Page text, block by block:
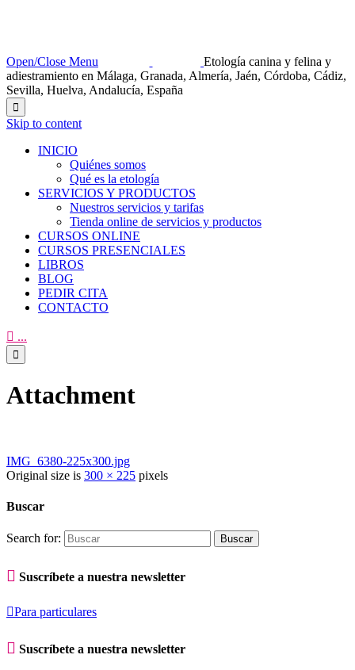
Open/Close Menu
Etología canina y felina y
adiestramiento en Málaga, Granada, Almería, Jaén, Córdoba, Cádiz,
Sevilla, Huelva, Andalucía, España

Skip to content
INICIO
Quiénes somos
Qué es la etología
SERVICIOS Y PRODUCTOS
Nuestros servicios y tarifas
Tienda online de servicios y productos
CURSOS ONLINE
CURSOS PRESENCIALES
LIBROS
BLOG
PEDIR CITA
CONTACTO
 ...

Attachment
IMG_6380-225x300.jpg
Original size is 300 × 225 pixels
Buscar
Search for:
 Suscríbete a nuestra newsletter
Para particulares
 Suscríbete a nuestra newsletter